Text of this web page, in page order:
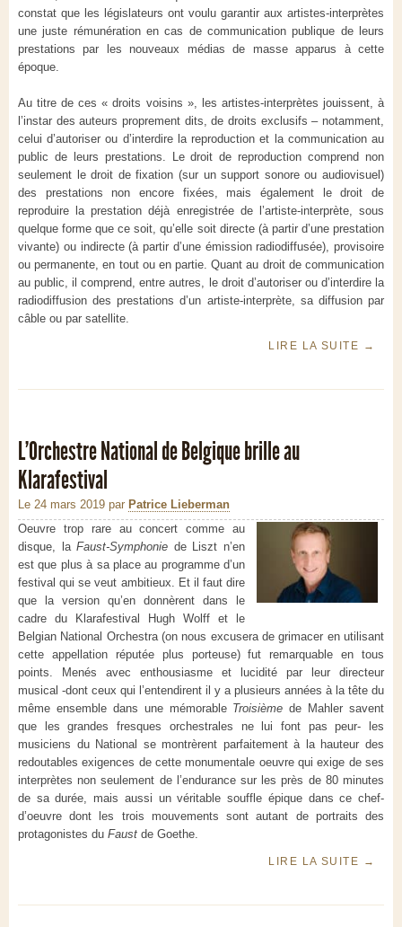
constat que les législateurs ont voulu garantir aux artistes-interprètes
une juste rémunération en cas de communication publique de leurs
prestations par les nouveaux médias de masse apparus à cette
époque.
Au titre de ces « droits voisins », les artistes-interprètes jouissent, à
l’instar des auteurs proprement dits, de droits exclusifs – notamment,
celui d’autoriser ou d’interdire la reproduction et la communication au
public de leurs prestations. Le droit de reproduction comprend non
seulement le droit de fixation (sur un support sonore ou audiovisuel)
des prestations non encore fixées, mais également le droit de
reproduire la prestation déjà enregistrée de l’artiste-interprète, sous
quelque forme que ce soit, qu’elle soit directe (à partir d’une prestation
vivante) ou indirecte (à partir d’une émission radiodiffusée), provisoire
ou permanente, en tout ou en partie. Quant au droit de communication
au public, il comprend, entre autres, le droit d’autoriser ou d’interdire la
radiodiffusion des prestations d’un artiste-interprète, sa diffusion par
câble ou par satellite.
LIRE LA SUITE →
L’Orchestre National de Belgique brille au
Klarafestival
Le 24 mars 2019 par Patrice Lieberman
Oeuvre trop rare au concert comme au
disque, laFaust-Symphonie de Liszt n’en
est que plus à sa place au programme d’un
festival qui se veut ambitieux. Et il faut dire
que la version qu’en donnèrent dans le
cadre du Klarafestival Hugh Wolff et le
Belgian National Orchestra (on nous excusera de grimacer en utilisant
cette appellation réputée plus porteuse) fut remarquable en tous
points. Menés avec enthousiasme et lucidité par leur directeur
musical -dont ceux qui l’entendirent il y a plusieurs années à la tête du
même ensemble dans une mémorable Troisième de Mahler savent
que les grandes fresques orchestrales ne lui font pas peur- les
musiciens du National se montrèrent parfaitement à la hauteur des
redoutables exigences de cette monumentale oeuvre qui exige de ses
interprètes non seulement de l’endurance sur les près de 80 minutes
de sa durée, mais aussi un véritable souffle épique dans ce chef-
d’oeuvre dont les trois mouvements sont autant de portraits des
protagonistes du Faust de Goethe.
LIRE LA SUITE →